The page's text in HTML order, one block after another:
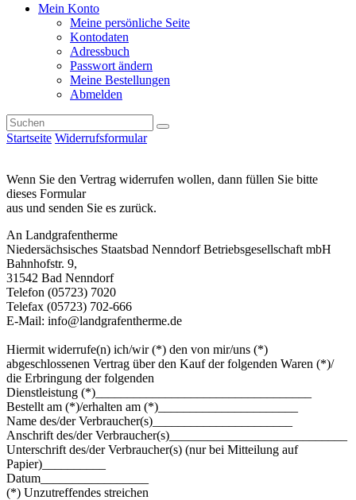
Mein Konto
Meine persönliche Seite
Kontodaten
Adressbuch
Passwort ändern
Meine Bestellungen
Abmelden
Startseite Widerrufsformular
Wenn Sie den Vertrag widerrufen wollen, dann füllen Sie bitte
dieses Formular
aus und senden Sie es zurück.
An Landgrafentherme
Niedersächsisches Staatsbad Nenndorf Betriebsgesellschaft mbH
Bahnhofstr. 9,
31542 Bad Nenndorf
Telefon (05723) 7020
Telefax (05723) 702-666
E-Mail: info@landgrafentherme.de
Hiermit widerrufe(n) ich/wir (*) den von mir/uns (*)
abgeschlossenen Vertrag über den Kauf der folgenden Waren (*)/
die Erbringung der folgenden
Dienstleistung (*)__________________________________
Bestellt am (*)/erhalten am (*)______________________
Name des/der Verbraucher(s)______________________
Anschrift des/der Verbraucher(s)____________________________
Unterschrift des/der Verbraucher(s) (nur bei Mitteilung auf
Papier)__________
Datum_________________
(*) Unzutreffendes streichen